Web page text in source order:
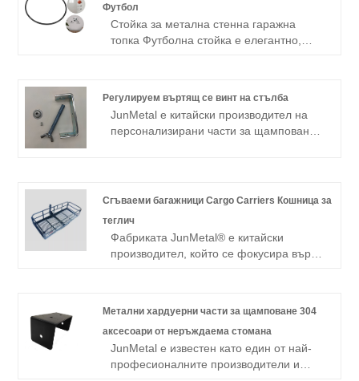
Футбол
Стойка за метална стенна гаражна
топка Футболна стойка е елегантно,
се закрепва сигурно към всяка стена,
като държи вашата баскетболна топка
от земята и в обсега. Изработена от
поддържа различни размери
баскетболни топки.
Регулируем въртящ се винт на стълба
JunMetal е китайски производител на
персонализирани части за щамповане.
машини, врати и прозорци,
обзавеждане. Разполагаме с големи
машини за щамповане, машини за
огъване, регулируеми въртящи се
Сгъваеми багажници Cargo Carriers Кошница за
теглич
Фабриката JunMetal® е китайски
производител, който се фокусира върху
години. Разполагаме с пълни
производствени линии за
персонализирани сгъваеми багажници
за товарни носители кошница за теглич
Метални хардуерни части за щамповане 304
аксесоари от неръждаема стомана
JunMetal е известен като един от най-
професионалните производители и